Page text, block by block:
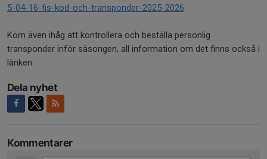
5-04-16-fis-kod-och-transponder-2025-2026
Kom även ihåg att kontrollera och beställa personlig
transponder inför säsongen, all information om det finns också i
länken.
Dela nyhet
Kommentarer